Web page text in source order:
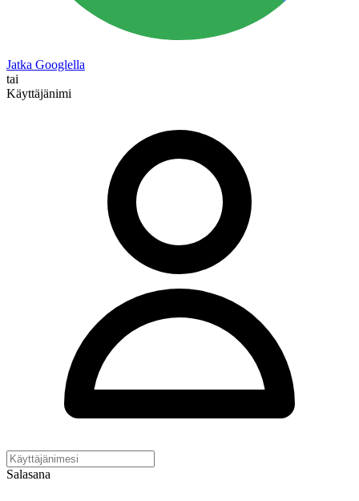
Jatka Googlella
tai
Käyttäjänimi
Salasana